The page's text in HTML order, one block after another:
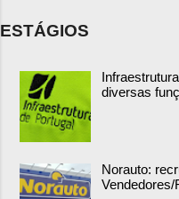
ESTÁGIOS
diversas
Norauto: